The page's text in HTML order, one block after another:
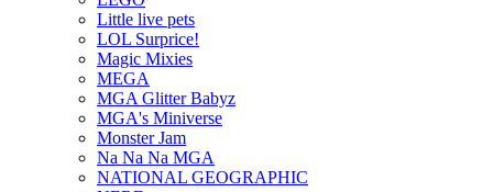
Little live pets
LOL Surprice!
Magic Mixies
MEGA
MGA Glitter Babyz
MGA's Miniverse
Monster Jam
Na Na Na MGA
NATIONAL GEOGRAPHIC